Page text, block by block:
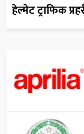
हेल्मेट ट्राफिक